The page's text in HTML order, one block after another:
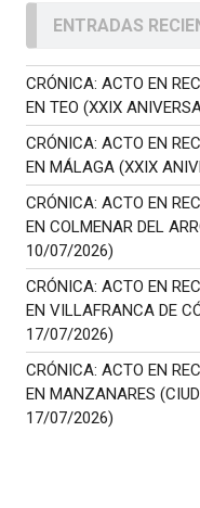
ENTRADAS
CRÓNICA: ACTO EN
EN TEO (XXIX
CRÓNICA: ACTO EN
EN MÁLAGA (XXIX
CRÓNICA: ACTO EN
EN COLMENAR DEL
10/07/2026)
CRÓNICA: ACTO EN
EN VILLAFRANCA DE
17/07/2026)
CRÓNICA: ACTO EN
EN MANZANARES
17/07/2026)